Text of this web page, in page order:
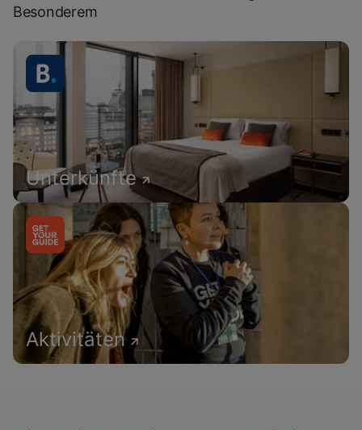
Besonderem
Unterkünfte
Aktivitäten